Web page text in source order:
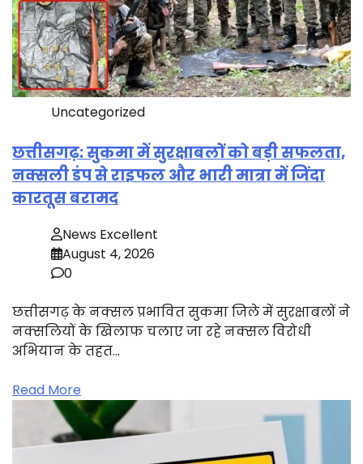
Uncategorized
छत्तीसगढ़: सुकमा में सुरक्षाबलों को बड़ी सफलता,
नक्सली डंप से राइफल और भारी मात्रा में जिंदा
कारतूस बरामद
News Excellent
August 4, 2026
0
छत्तीसगढ़ के नक्सल प्रभावित सुकमा जिले में सुरक्षाबलों ने
नक्सलियों के खिलाफ चलाए जा रहे नक्सल विरोधी
अभियान के तहत…
Read More